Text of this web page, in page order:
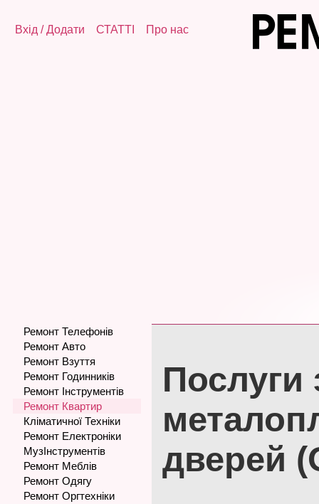
Вхід /Додати СТАТТІ Про нас
Ремонт Телефонів
Ремонт Авто
Ремонт Взуття
Ремонт Годинників
Ремонт Інструментів
Ремонт Квартир
Кліматичної Техніки
Ремонт Електроніки
МузІнструментів
Ремонт Меблів
Ремонт Одягу
Ремонт Оргтехніки
Послуги
дверей